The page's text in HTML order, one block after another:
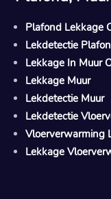
Plafond Lekkage
Lekdetectie
Lekkage In Muur
Lekkage Muur
Lekdetectie Muur
Lekdetectie
Vloerverwarming
Lekkage